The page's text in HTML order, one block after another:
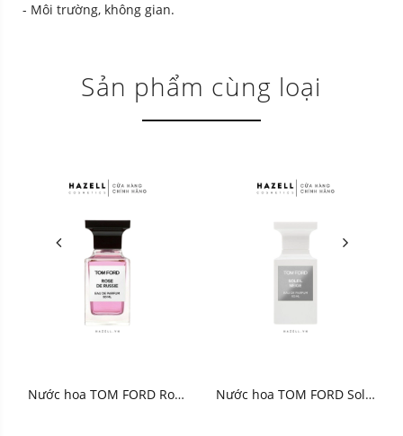
- Môi trường, không gian.
Sản phẩm cùng loại
Nước hoa TOM FORD Rose
Nước hoa TOM FORD Solei